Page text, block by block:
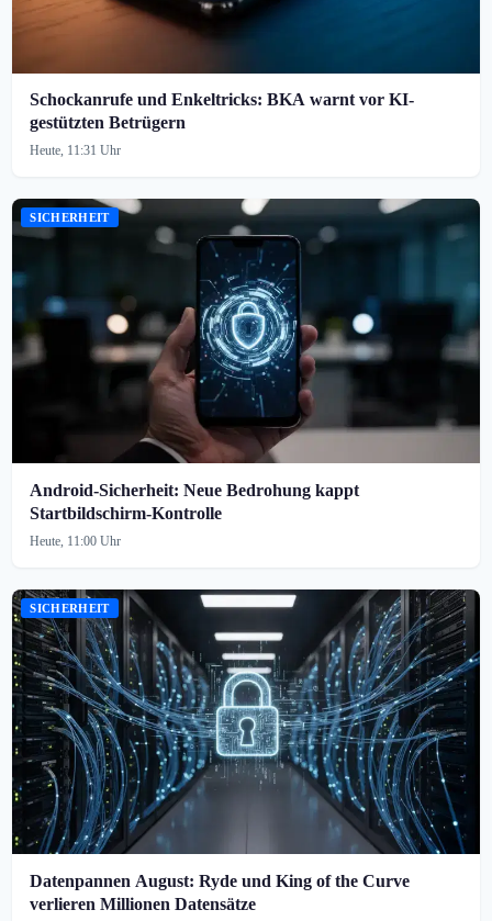
Schockanrufe und Enkeltricks: BKA warnt vor KI-
gestützten Betrügern
Heute, 11:31 Uhr
SICHERHEIT
Android-Sicherheit: Neue Bedrohung kappt
Startbildschirm-Kontrolle
Heute, 11:00 Uhr
SICHERHEIT
Datenpannen August: Ryde und King of the Curve
verlieren Millionen Datensätze